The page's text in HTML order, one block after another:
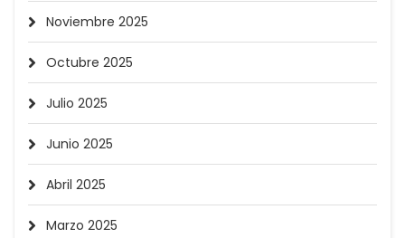
Noviembre 2025
Octubre 2025
Julio 2025
Junio 2025
Abril 2025
Marzo 2025